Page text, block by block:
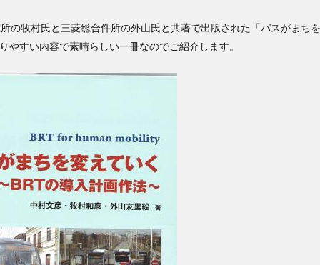
の牧村氏と三菱総合件所の外山氏と共著で出版された「バスがまちを
やすい内容で素晴らしい一冊なのでご紹介します。